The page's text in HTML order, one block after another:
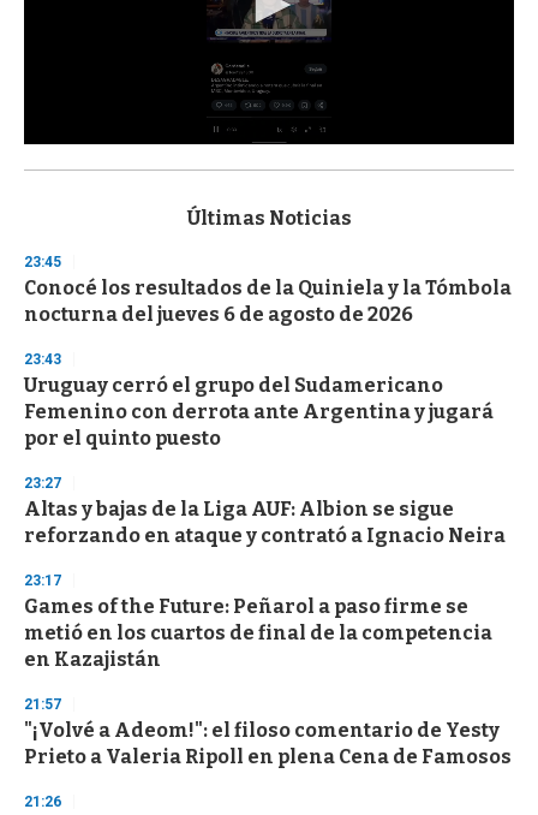
s
d
s
o
f
3
s
e
c
o
d
s
Últimas Noticias
23:45
Conocé los resultados de la Quiniela y la Tómbola
nocturna del jueves 6 de agosto de 2026
23:43
Uruguay cerró el grupo del Sudamericano
Femenino con derrota ante Argentina y jugará
por el quinto puesto
23:27
Altas y bajas de la Liga AUF: Albion se sigue
reforzando en ataque y contrató a Ignacio Neira
23:17
Games of the Future: Peñarol a paso firme se
metió en los cuartos de final de la competencia
en Kazajistán
21:57
"¡Volvé a Adeom!": el filoso comentario de Yesty
Prieto a Valeria Ripoll en plena Cena de Famosos
21:26